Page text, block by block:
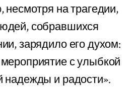
несмотря на трагедии,
собравшихся
зарядило его духом:
с улыбкой
надежды и радости».